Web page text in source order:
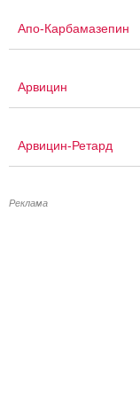
Апо-Карбамазепин
Арвицин
Арвицин-Ретард
Реклама